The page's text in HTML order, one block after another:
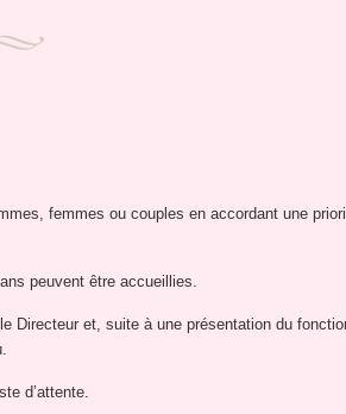
femmes ou couples en accordant une
peuvent être accueillies.
Directeur et, suite à une présentation du
d’attente.